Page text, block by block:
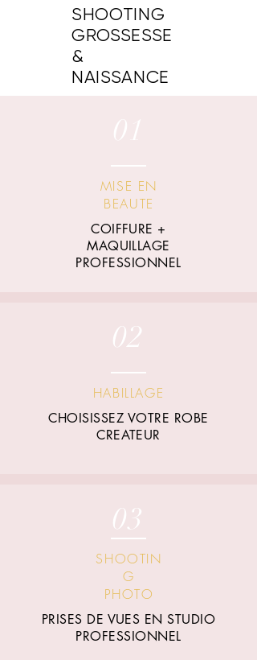
SHOOTING
GROSSESSE
&
NAISSANCE
MISE EN
BEAUTE
COIFFURE +
MAQUILLAGE
PROFESSIONNEL
02
HABILLAGE
CHOISISSEZ VOTRE ROBE
CREATEUR
03
SHOOTIN
G
PHOTO
PRISES DE VUES EN STUDIO
PROFESSIONNEL